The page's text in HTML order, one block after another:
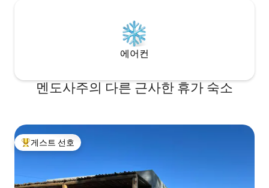
에어컨
멘도사주의 다른 근사한 휴가 숙소
상위 게스트 선호
게스트 선호